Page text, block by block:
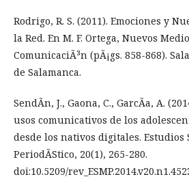
Rodrigo, R. S. (2011). Emociones y
la Red. En M. F. Ortega, Nuevos
ComunicaciÃ³n (pÃ¡gs. 858-868).
de Salamanca.
SendÃ­n, J., Gaona, C., GarcÃ­a, A.
usos comunicativos de los
desde los nativos digitales. Estudios
PeriodÃ­Stico, 20(1), 265-280.
doi:10.5209/